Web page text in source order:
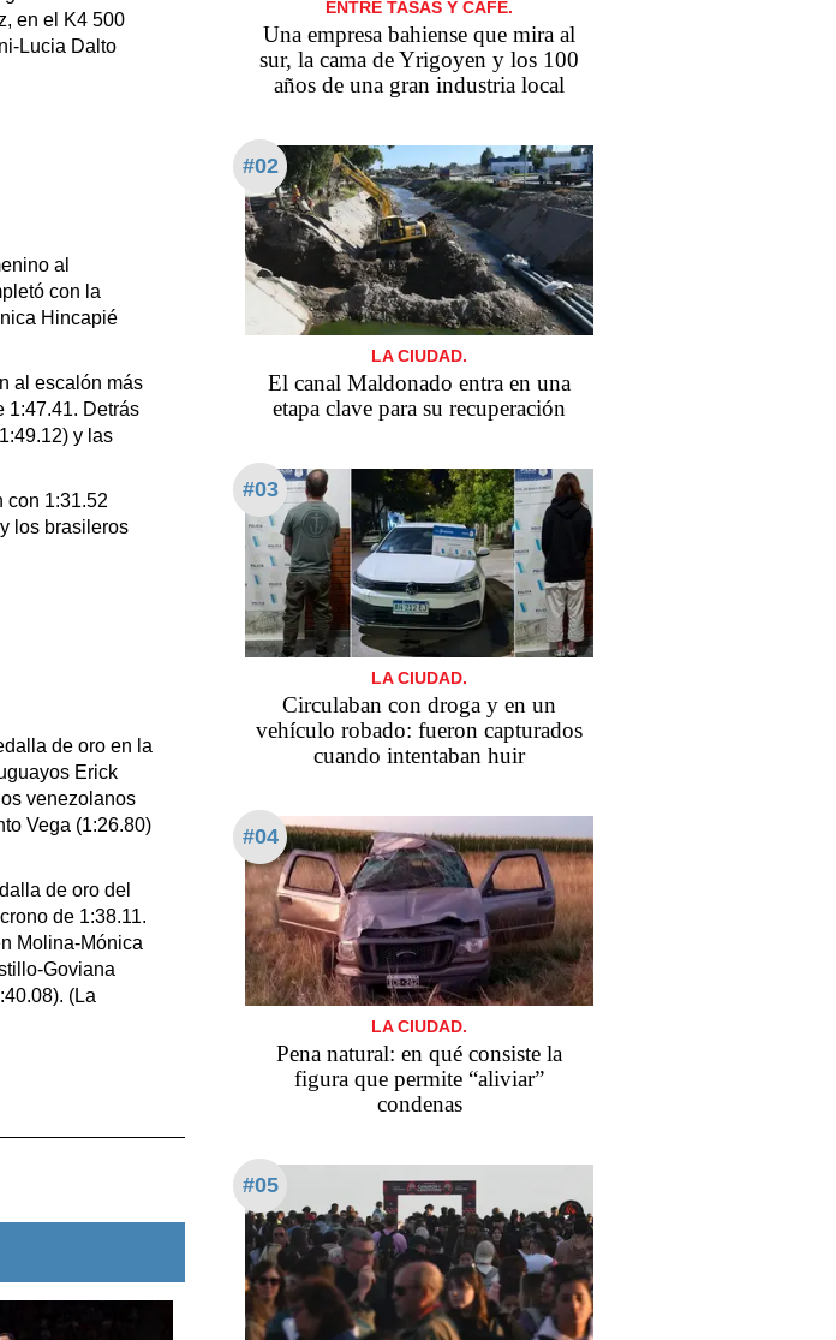
en el K4 500
Lucia Dalto
al
con la
Hincapié
al escalón más
1:47.41. Detrás
y las
con 1:31.52
los brasileros
de oro en la
Erick
venezolanos
Vega (1:26.80)
de oro del
de 1:38.11.
Molina-Mónica
Goviana
(La
ENTRE TASAS Y CAFÉ.
Una empresa bahiense que mira al
sur, la cama de Yrigoyen y los 100
años de una gran industria local
#02
LA CIUDAD.
El canal Maldonado entra en una
etapa clave para su recuperación
#03
LA CIUDAD.
Circulaban con droga y en un
vehículo robado: fueron capturados
cuando intentaban huir
#04
LA CIUDAD.
Pena natural: en qué consiste la
figura que permite “aliviar”
condenas
#05